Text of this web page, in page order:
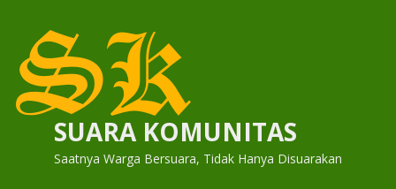
content
SUARA KOMUNITAS
Saatnya Warga Bersuara, Tidak Hanya Disuarakan